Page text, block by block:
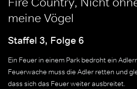
meine Vögel
Staffel 3, Folge 6
Ein Feuer in einem Park bedroht ein
Feuerwache muss die Adler retten und
dass sich das Feuer weiter ausbreitet.